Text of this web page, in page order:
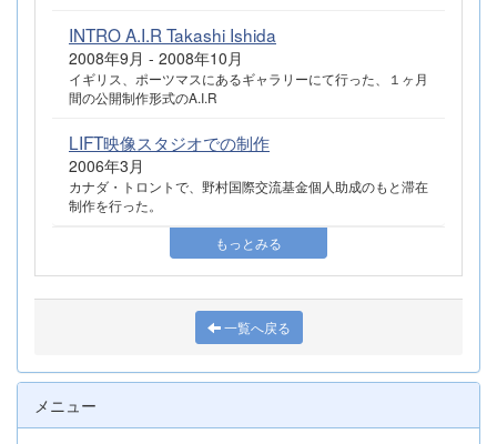
INTRO A.I.R Takashi Ishida
2008年9月 - 2008年10月
イギリス、ポーツマスにあるギャラリーにて行った、１ヶ月
間の公開制作形式のA.I.R
LIFT映像スタジオでの制作
2006年3月
カナダ・トロントで、野村国際交流基金個人助成のもと滞在
制作を行った。
もっとみる
一覧へ戻る
メニュー